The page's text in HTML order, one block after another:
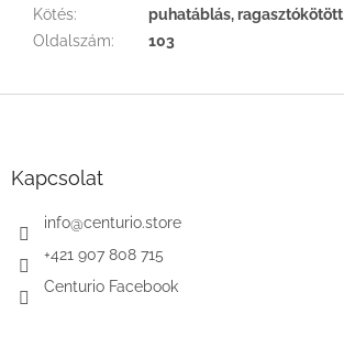
Kötés:
puhatáblás, ragasztókötött
Oldalszám: 103
Kapcsolat
info@centurio.store
+421 907 808 715
Centurio Facebook